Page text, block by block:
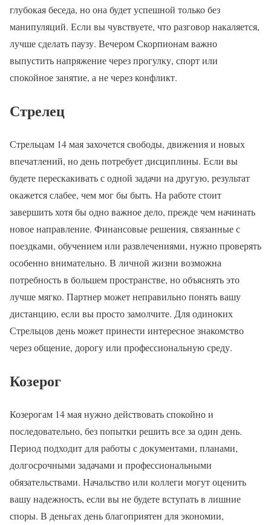
глубокая беседа, но она будет успешной только без
манипуляций. Если вы чувствуете, что разговор накаляется,
лучше сделать паузу. Вечером Скорпионам важно
выпустить напряжение через прогулку, спорт или
спокойное занятие, а не через конфликт.
Стрелец
Стрельцам 14 мая захочется свободы, движения и новых
впечатлений, но день потребует дисциплины. Если вы
будете перескакивать с одной задачи на другую, результат
окажется слабее, чем мог бы быть. На работе стоит
завершить хотя бы одно важное дело, прежде чем начинать
новое направление. Финансовые решения, связанные с
поездками, обучением или развлечениями, нужно проверять
особенно внимательно. В личной жизни возможна
потребность в большем пространстве, но объяснять это
лучше мягко. Партнер может неправильно понять вашу
дистанцию, если вы просто замолчите. Для одиноких
Стрельцов день может принести интересное знакомство
через общение, дорогу или профессиональную среду.
Козерог
Козерогам 14 мая нужно действовать спокойно и
последовательно, без попытки решить все за один день.
Период подходит для работы с документами, планами,
долгосрочными задачами и профессиональными
обязательствами. Начальство или коллеги могут оценить
вашу надежность, если вы не будете вступать в лишние
споры. В деньгах день благоприятен для экономии,